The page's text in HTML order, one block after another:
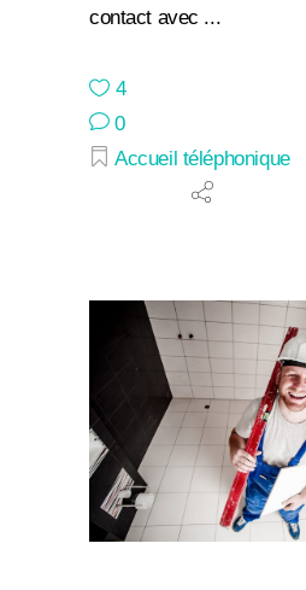
contact avec
4
0
Accueil téléphonique